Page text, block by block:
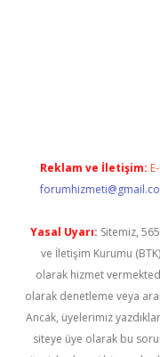
Reklam ve İletişim:
Yasal Uyarı: Sitemiz,
ve İletişim Kurumu
olarak hizmet
olarak denetleme veya
Ancak, üyelerimiz
siteye üye olarak bu